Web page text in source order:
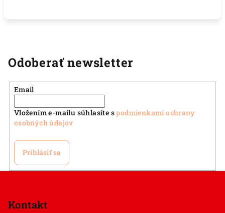
Odoberať newsletter
Email
Vložením e-mailu súhlasíte spodmienkami ochrany
osobných údajov
Prihlásiť sa
Kontakt